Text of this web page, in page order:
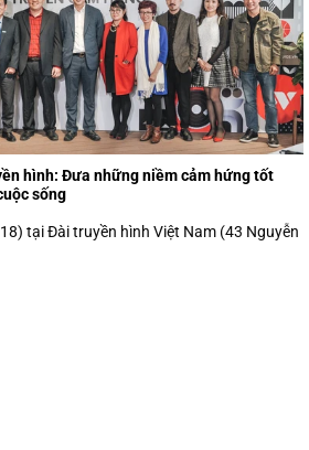
hình: Đưa những niềm cảm hứng tốt
sống
tại Đài truyền hình Việt Nam (43 Nguyễn